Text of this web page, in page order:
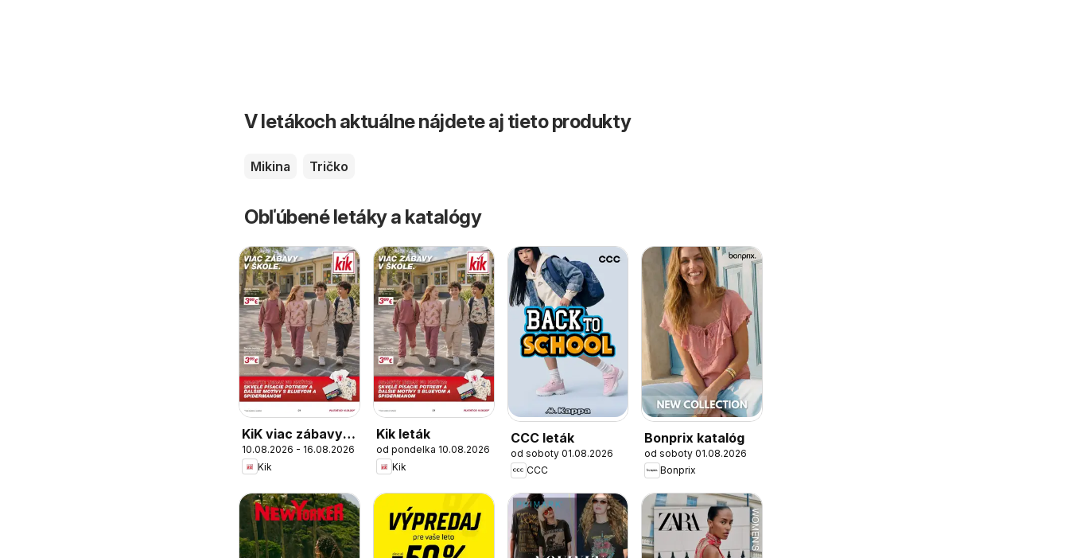
V letákoch aktuálne nájdete aj tieto produkty
Mikina Tričko
Obľúbené letáky a katalógy
KiK viac zábavy v
škole
10.08.2026 - 16.08.2026
Kik
Kik leták
od pondelka 10.08.2026
Kik
CCC leták
od soboty 01.08.2026
CCC
Bonprix katalóg
od soboty 01.08.2026
Bonprix